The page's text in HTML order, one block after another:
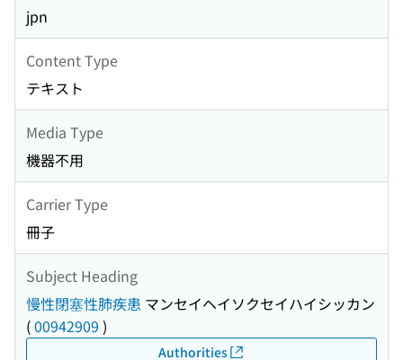
jpn
Content Type
テキスト
Media Type
機器不用
Carrier Type
冊子
Subject Heading
慢性閉塞性肺疾患 マンセイヘイソクセイハイシッカン
(00942909 )
Authorities